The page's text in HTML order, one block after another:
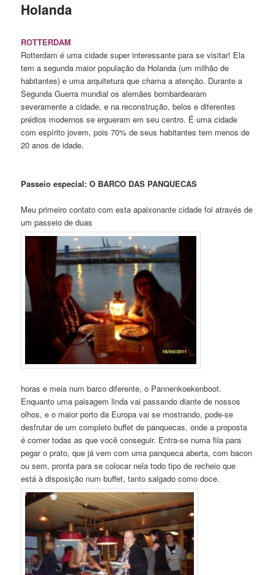
Holanda
ROTTERDAM
Rotterdam é uma cidade super interessante para se visitar! Ela
tem a segunda maior população da Holanda (um milhão de
habitantes) e uma arquitetura que chama a atenção. Durante a
Segunda Guerra mundial os alemães bombardearam
severamente a cidade, e na reconstrução, belos e diferentes
prédios modernos se ergueram em seu centro. É uma cidade
com espírito jovem, pois 70% de seus habitantes tem menos de
20 anos de idade.
Passeio especial: O BARCO DAS PANQUECAS
Meu primeiro contato com esta apaixonante cidade foi através de
um passeio de duas
horas e meia num barco diferente, o Pannenkoekenboot.
Enquanto uma paisagem linda vai passando diante de nossos
olhos, e o maior porto da Europa vai se mostrando, pode-se
desfrutar de um completo buffet de panquecas, onde a proposta
é comer todas as que você conseguir. Entra-se numa fila para
pegar o prato, que já vem com uma panqueca aberta, com bacon
ou sem, pronta para se colocar nela todo tipo de recheio que
está à disposição num buffet, tanto salgado como doce.